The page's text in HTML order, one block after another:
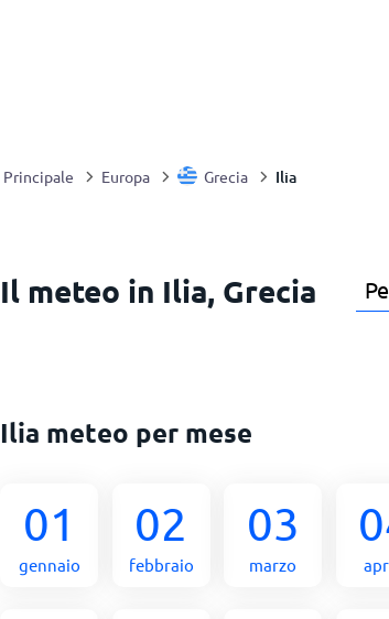
Principale Europa Grecia Ilia
Il meteo in Ilia, Grecia
Ilia meteo per mese
01
gennaio
02
febbraio
03
marzo